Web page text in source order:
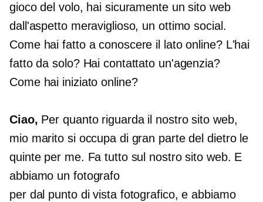
gioco del volo, hai sicuramente un sito web
dall'aspetto meraviglioso, un ottimo social.
Come hai fatto a conoscere il lato online? L'hai
fatto da solo? Hai contattato un'agenzia?
Come hai iniziato online?
Ciao, Per quanto riguarda il nostro sito web,
mio ​​marito si occupa di gran parte del dietro le
quinte per me. Fa tutto sul nostro sito web. E
abbiamo un fotografo
per dal punto di vista fotografico, e abbiamo